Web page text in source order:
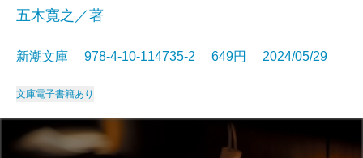
五木寛之／著
新潮文庫 978-4-10-114735-2 649円 2024/05/29
文庫電子書籍あり